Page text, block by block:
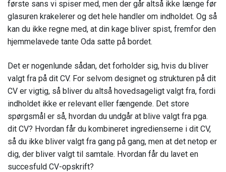
første sans vi spiser med, men der går altså ikke længe før
glasuren krakelerer og det hele handler om indholdet. Og så
kan du ikke regne med, at din kage bliver spist, fremfor den
hjemmelavede tante Oda satte på bordet.
Det er nogenlunde sådan, det forholder sig, hvis du bliver
valgt fra på dit CV. For selvom designet og strukturen på dit
CV er vigtig, så bliver du altså hovedsageligt valgt fra, fordi
indholdet ikke er relevant eller fængende. Det store
spørgsmål er så, hvordan du undgår at blive valgt fra pga.
dit CV? Hvordan får du kombineret ingredienserne i dit CV,
så du ikke bliver valgt fra gang på gang, men at det netop er
dig, der bliver valgt til samtale. Hvordan får du lavet en
succesfuld CV-opskrift?